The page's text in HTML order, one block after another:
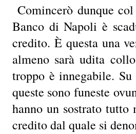
Comincerò dunque
Banco di Napoli è
credito. È questa una
almeno sarà udita
troppo è innegabile.
queste sono funeste
hanno un sostrato
credito dal quale si